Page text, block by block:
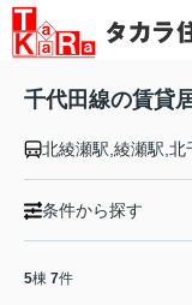
千代田線の賃貸
条件から探す
5棟 7件